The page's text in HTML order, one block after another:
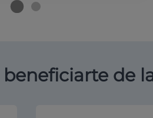
de